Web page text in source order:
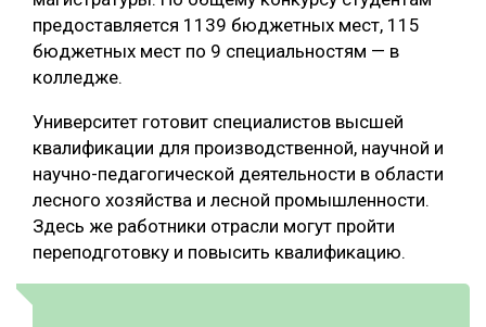
ЛОГИСТИКА
ПРОИЗВОДСТВО ДРЕВЕСНЫХ ПЛИТ
ЦБП
КОМПЛЕКСНАЯ ПЕРЕРАБОТКА
ЛЕСОПИЛЕНИЕ
ДЕРЕВЯННОЕ ДОМОСТРОЕНИЕ
БЕЗОПАСНОЕ ПРОИЗВОДСТВО
СОРТИРОВКА ДРЕВЕСИНЫ
ПОДБОРКИ СТАТЕЙ
предоставляется 1139 бюджетных мест, 115
бюджетных мест по 9 специальностям — в
колледже.
Университет готовит специалистов высшей
квалификации для производственной, научной и
научно-педагогической деятельности в области
лесного хозяйства и лесной промышленности.
Здесь же работники отрасли могут пройти
переподготовку и повысить квалификацию.